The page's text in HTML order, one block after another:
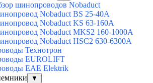
шинопроводов Nobaduct
Nobaduct BS 25-40A
Nobaduct KS 63-160А
Nobaduct MKS2 160-1000А
Nobaduct HSC2 630-6300А
Технотрон
EUROLIFT
EAE Elektrik
▼